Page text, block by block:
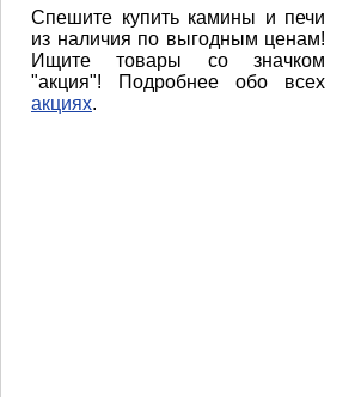
Спешите купить камины и печи
из наличия по выгодным ценам!
Ищите товары со значком
"акция"! Подробнее обо всех
акциях.